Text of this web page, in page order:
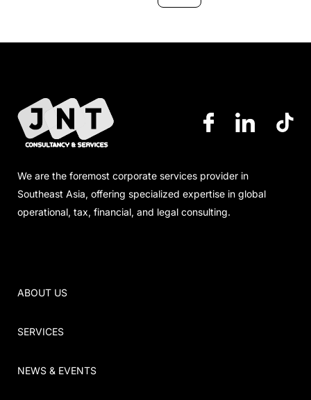
We are the foremost corporate services provider in
Southeast Asia, offering specialized expertise in global
operational, tax, financial, and legal consulting.
ABOUT US
SERVICES
NEWS & EVENTS